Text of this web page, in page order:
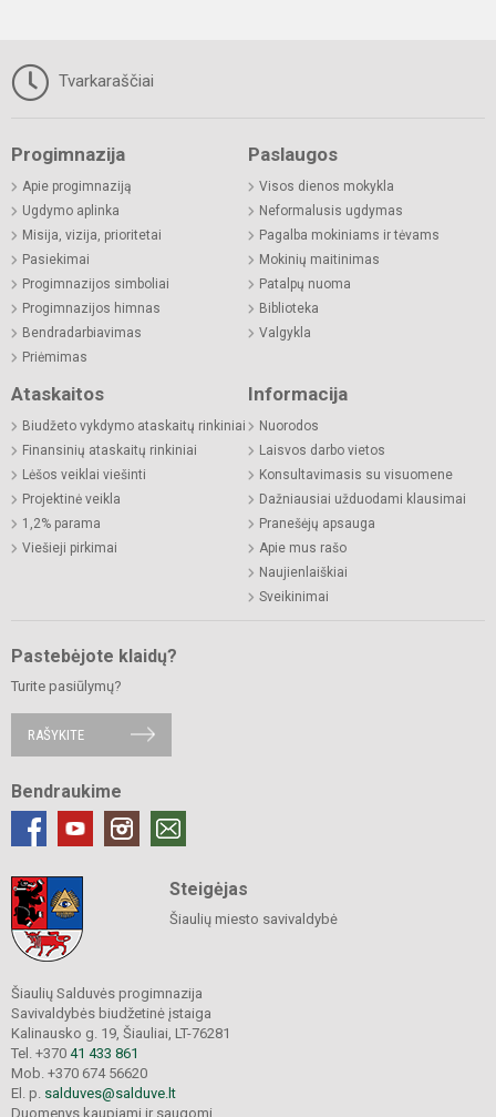
Tvarkaraščiai
Progimnazija
Apie progimnaziją
Ugdymo aplinka
Misija, vizija, prioritetai
Pasiekimai
Progimnazijos simboliai
Progimnazijos himnas
Bendradarbiavimas
Priėmimas
Paslaugos
Visos dienos mokykla
Neformalusis ugdymas
Pagalba mokiniams ir tėvams
Mokinių maitinimas
Patalpų nuoma
Biblioteka
Valgykla
Ataskaitos
Biudžeto vykdymo ataskaitų rinkiniai
Finansinių ataskaitų rinkiniai
Lėšos veiklai viešinti
Projektinė veikla
1,2% parama
Viešieji pirkimai
Informacija
Nuorodos
Laisvos darbo vietos
Konsultavimasis su visuomene
Dažniausiai užduodami klausimai
Pranešėjų apsauga
Apie mus rašo
Naujienlaiškiai
Sveikinimai
Pastebėjote klaidų?
Turite pasiūlymų?
RAŠYKITE
Bendraukime
Steigėjas
Šiaulių miesto savivaldybė
Šiaulių Salduvės progimnazija
Savivaldybės biudžetinė įstaiga
Kalinausko g. 19, Šiauliai, LT-76281
Tel. +370 41 433 861
Mob. +370 674 56620
El. p. salduves@salduve.lt
Duomenys kaupiami ir saugomi